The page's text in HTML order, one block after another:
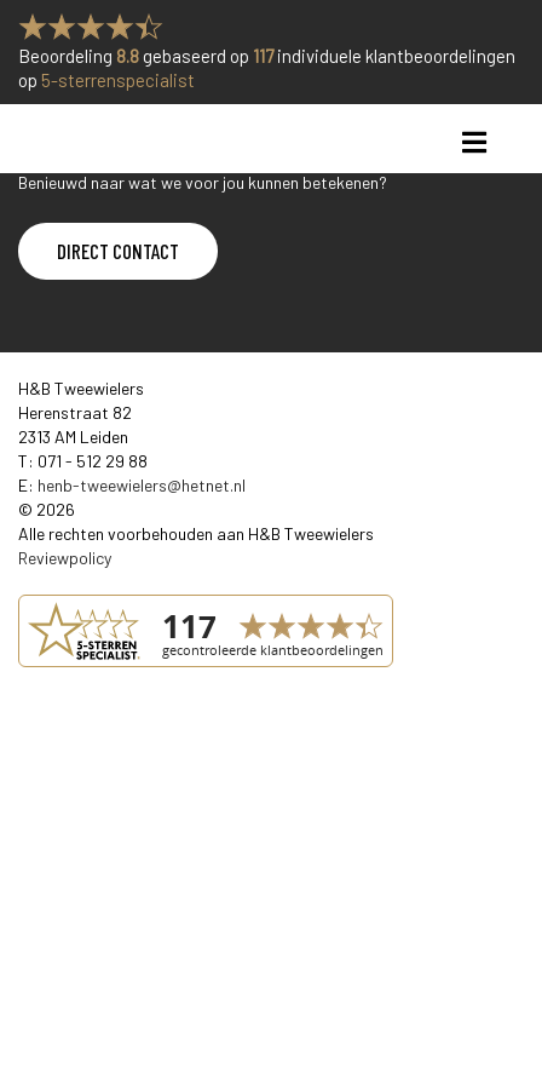
Beoordeling 8.8 gebaseerd op 117individuele klantbeoordelingen
op 5-sterrenspecialist
Benieuwd naar wat we voor jou kunnen betekenen?
DIRECT CONTACT
H&B Tweewielers
Herenstraat 82
2313 AM Leiden
T: 071 - 512 29 88
E: henb-tweewielers@hetnet.nl
© 2026
Alle rechten voorbehouden aan H&B Tweewielers
Reviewpolicy